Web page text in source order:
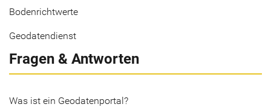
Bodenrichtwerte
Geodatendienst
Fragen & Antworten
Was ist ein Geodatenportal?